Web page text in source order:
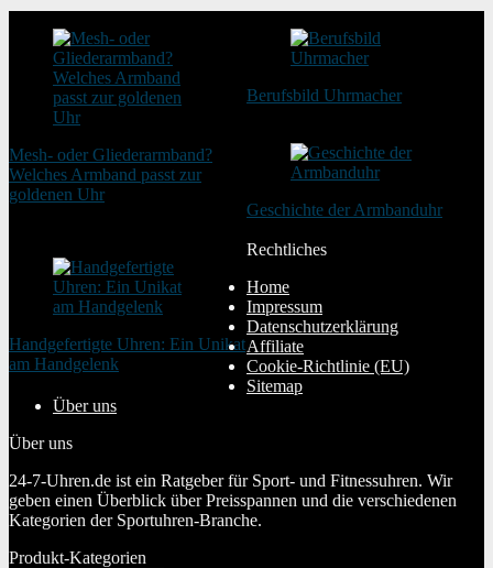
Mesh- oder Gliederarmband?
Welches Armband passt zur
goldenen Uhr
Berufsbild Uhrmacher
Geschichte der Armbanduhr
Handgefertigte Uhren: Ein Unikat
am Handgelenk
Rechtliches
Home
Impressum
Datenschutzerklärung
Affiliate
Cookie-Richtlinie (EU)
Sitemap
Über uns
Über uns
24-7-Uhren.de ist ein Ratgeber für Sport- und Fitnessuhren. Wir
geben einen Überblick über Preisspannen und die verschiedenen
Kategorien der Sportuhren-Branche.
Produkt-Kategorien